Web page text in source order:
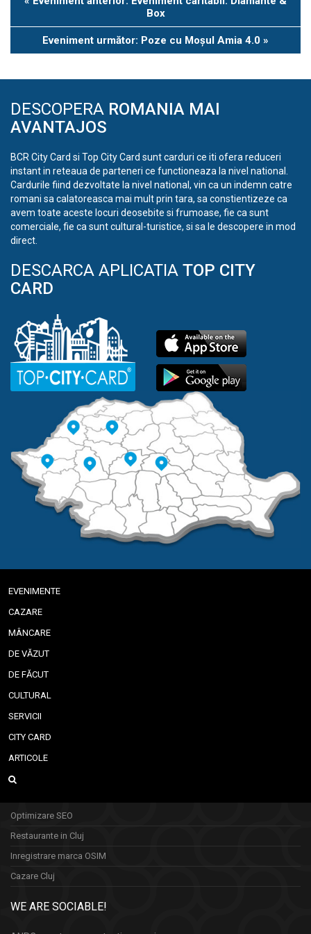
Box
Eveniment următor: Poze cu Moșul Amia 4.0 »
DESCOPERA ROMANIA MAI
AVANTAJOS
BCR City Card si Top City Card sunt carduri ce iti ofera reduceri
instant in reteaua de parteneri ce functioneaza la nivel national.
Cardurile fiind dezvoltate la nivel national, vin ca un indemn catre
romani sa calatoreasca mai mult prin tara, sa constientizeze ca
avem toate aceste locuri deosebite si frumoase, fie ca sunt
comerciale, fie ca sunt cultural-turistice, si sa le descopere in mod
direct.
DESCARCA APLICATIA TOP CITY
CARD
EVENIMENTE
CAZARE
MÂNCARE
DE VĂZUT
DE FĂCUT
CULTURAL
SERVICII
CITY CARD
ARTICOLE
Optimizare SEO
Restaurante in Cluj
Inregistrare marca OSIM
Cazare Cluj
WE ARE SOCIABLE!